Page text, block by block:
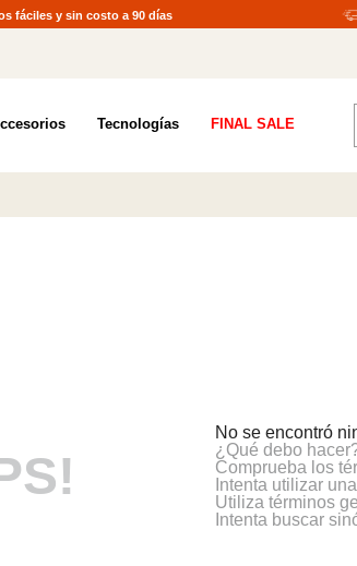
fáciles y sin costo a 90 días
Tecnologías FINAL SALE
No se encontró
¿Qué debo
Comprueba los
Intenta utilizar
Utiliza términos
Intenta buscar
2.
tenis hombre